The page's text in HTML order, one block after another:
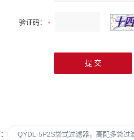
验证码：
QYDL-5P2S袋式过滤器，高配多袋过